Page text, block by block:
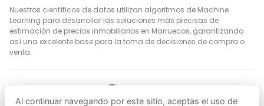
Nuestros científicos de datos utilizan algoritmos de Machine
Learning para desarrollar las soluciones más precisas de
estimación de precios inmobiliarios en Marruecos, garantizando
así una excelente base para la toma de decisiones de compra o
venta.
Al continuar navegando por este sitio, aceptas el uso de